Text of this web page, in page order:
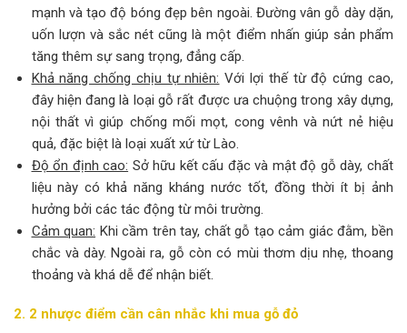
mạnh và tạo độ bóng đẹp bên ngoài. Đường vân gỗ dày dặn,
uốn lượn và sắc nét cũng là một điểm nhấn giúp sản phẩm
tăng thêm sự sang trọng, đẳng cấp.
Khả năng chống chịu tự nhiên: Với lợi thế từ độ cứng cao,
đây hiện đang là loại gỗ rất được ưa chuộng trong xây dựng,
nội thất vì giúp chống mối mọt, cong vênh và nứt nẻ hiệu
quả, đặc biệt là loại xuất xứ từ Lào.
Độ ổn định cao: Sở hữu kết cấu đặc và mật độ gỗ dày, chất
liệu này có khả năng kháng nước tốt, đồng thời ít bị ảnh
hưởng bởi các tác động từ môi trường.
Cảm quan: Khi cầm trên tay, chất gỗ tạo cảm giác đằm, bền
chắc và dày. Ngoài ra, gỗ còn có mùi thơm dịu nhẹ, thoang
thoảng và khá dễ để nhận biết.
2. 2 nhược điểm cần cân nhắc khi mua gỗ đỏ